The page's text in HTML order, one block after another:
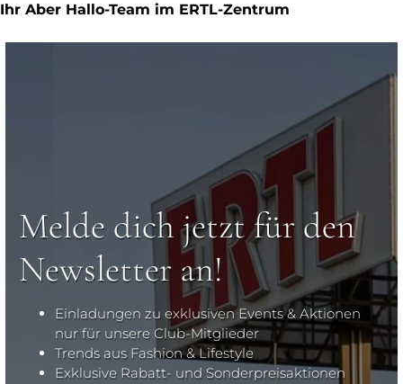
Ihr Aber Hallo-Team im ERTL-Zentrum
Melde dich jetzt für den
Newsletter an!
Einladungen zu exklusiven Events & Aktionen
nur für unsere Club-Mitglieder
Trends aus Fashion & Lifestyle
Exklusive Rabatt- und Sonderpreisaktionen